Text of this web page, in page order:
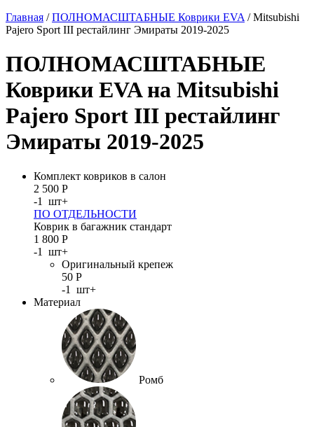
Главная /ПОЛНОМАСШТАБНЫЕ Коврики EVA / Mitsubishi
Pajero Sport III рестайлинг Эмираты 2019-2025
ПОЛНОМАСШТАБНЫЕ
Коврики EVA на Mitsubishi
Pajero Sport III рестайлинг
Эмираты 2019-2025
Комплект ковриков в салон
2 500 Р
-1 шт+
ПО ОТДЕЛЬНОСТИ
Коврик в багажник стандарт
1 800 Р
-1 шт+
Оригинальный крепеж
50 Р
-1 шт+
Материал
Ромб